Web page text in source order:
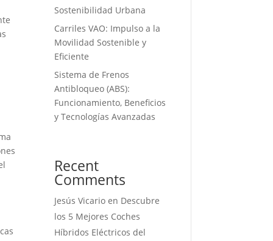
Sostenibilidad Urbana
Carriles VAO: Impulso a la
Movilidad Sostenible y
Eficiente
Sistema de Frenos
Antibloqueo (ABS):
Funcionamiento, Beneficios
y Tecnologías Avanzadas
Recent
Comments
Jesús Vicario en Descubre
los 5 Mejores Coches
Híbridos Eléctricos del